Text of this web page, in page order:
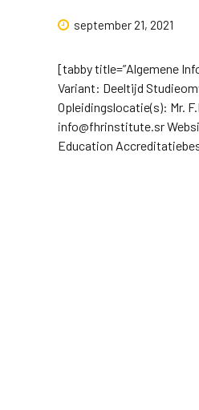
september 21, 2021
[tabby title=”Algemene
Variant: Deeltijd
Opleidingslocatie(s): Mr.
info@fhrinstitute.sr
Education